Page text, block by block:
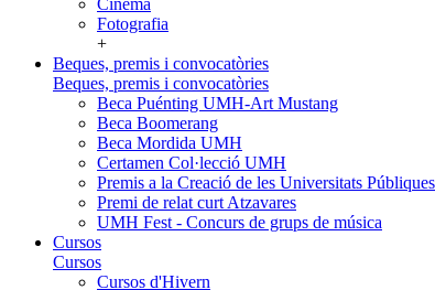
Cinema
Fotografia
+
Beques, premis i convocatòries
Beques, premis i convocatòries
Beca Puénting UMH-Art Mustang
Beca Boomerang
Beca Mordida UMH
Certamen Col·lecció UMH
Premis a la Creació de les Universitats
Premi de relat curt Atzavares
UMH Fest - Concurs de grups de música
Cursos
Cursos
Cursos d'Hivern